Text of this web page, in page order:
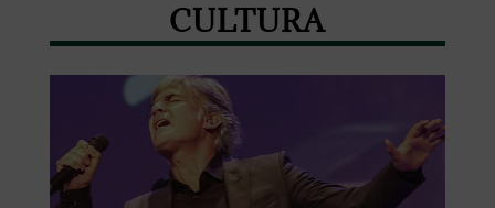
CULTURA